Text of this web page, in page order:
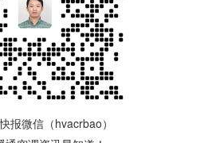
报微信（hvacrbao）